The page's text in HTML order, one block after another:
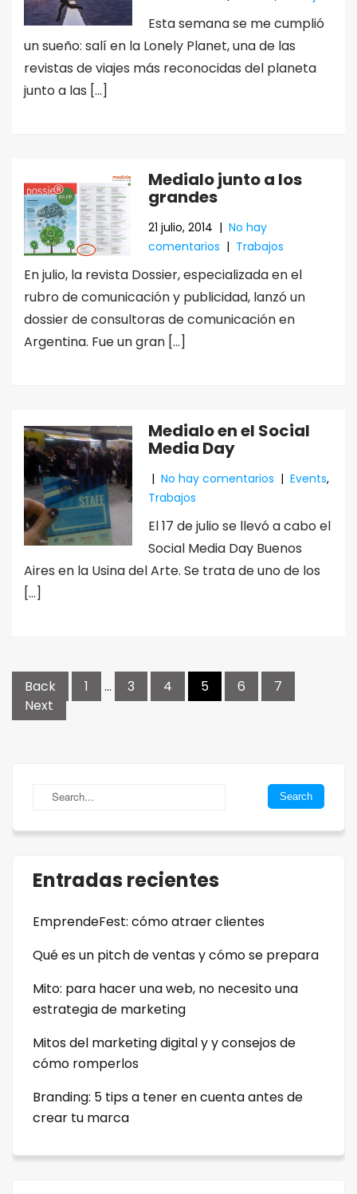
Esta semana se me cumplió
un sueño: salí en la Lonely Planet, una de las
revistas de viajes más reconocidas del planeta
junto a las […]
Medialo junto a los
grandes
21 julio, 2014 | No hay
comentarios | Trabajos
En julio, la revista Dossier, especializada en el
rubro de comunicación y publicidad, lanzó un
dossier de consultoras de comunicación en
Argentina. Fue un gran […]
Medialo en el Social
Media Day
| No hay comentarios | Events,
Trabajos
El 17 de julio se llevó a cabo el
Social Media Day Buenos
Aires en la Usina del Arte. Se trata de uno de los
[…]
Posts
navigation
Back 1 … 3 4 5 6
7
Next
Entradas recientes
EmprendeFest: cómo atraer clientes
Qué es un pitch de ventas y cómo se prepara
Mito: para hacer una web, no necesito una
estrategia de marketing
Mitos del marketing digital y y consejos de
cómo romperlos
Branding: 5 tips a tener en cuenta antes de
crear tu marca